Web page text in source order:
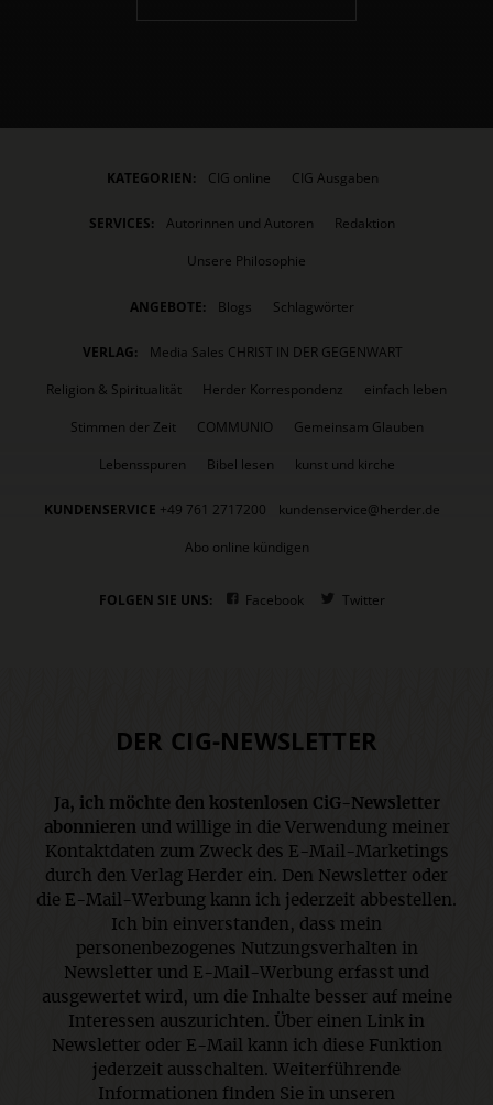
KATEGORIEN: CIG online CIG Ausgaben
SERVICES: Autorinnen und Autoren
Redaktion
Unsere Philosophie
ANGEBOTE: Blogs Schlagwörter
VERLAG:
Media Sales CHRIST IN DER GEGENWART
Religion & Spiritualität
Herder Korrespondenz
einfach leben
Stimmen der Zeit
COMMUNIO
Gemeinsam Glauben
Lebensspuren
Bibel lesen kunst und kirche
KUNDENSERVICE +49 761 2717200
kundenservice@herder.de
Abo online kündigen
FOLGEN SIE UNS: Facebook Twitter
DER CIG-NEWSLETTER
Ja, ich möchte den kostenlosen CiG-Newsletter
abonnierenund willige in die Verwendung meiner
Kontaktdaten zum Zweck des E-Mail-Marketings
durch den Verlag Herder ein. Den Newsletter oder
die E-Mail-Werbung kann ich jederzeit abbestellen.
Ich bin einverstanden, dass mein
personenbezogenes Nutzungsverhalten in
Newsletter und E-Mail-Werbung erfasst und
ausgewertet wird, um die Inhalte besser auf meine
Interessen auszurichten. Über einen Link in
Newsletter oder E-Mail kann ich diese Funktion
jederzeit ausschalten. Weiterführende
Informationen finden Sie in unseren